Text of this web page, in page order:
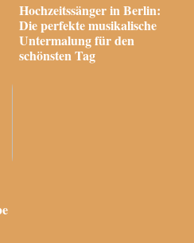
Hochzeitssänger in Berlin:
Die perfekte musikalische
Untermalung für den
schönsten Tag